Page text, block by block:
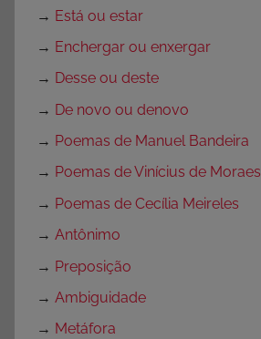
→ Está ou estar
→ Enchergar ou enxergar
→ Desse ou deste
→ De novo ou denovo
→ Poemas de Manuel Bandeira
→ Poemas de Vinícius de Moraes
→ Poemas de Cecília Meireles
→ Antônimo
→ Preposição
→ Ambiguidade
→ Metáfora